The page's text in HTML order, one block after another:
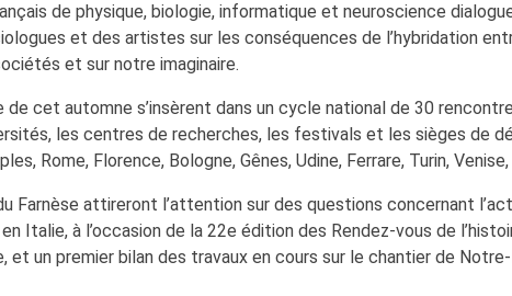
de physique, biologie, informatique et neuroscience
et des artistes sur les conséquences de l’hybridation
et sur notre imaginaire.
de cet automne s’insèrent dans un cycle national de 30
les centres de recherches, les festivals et les sièges de
Rome, Florence, Bologne, Gênes, Udine, Ferrare, Turin,
Farnèse attireront l’attention sur des questions concernant
Italie, à l’occasion de la 22e édition des Rendez-vous de
et un premier bilan des travaux en cours sur le chantier de